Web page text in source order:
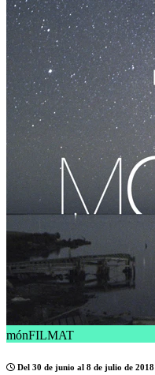
mónFILMAT
Del 30 de junio al 8 de julio de 2018